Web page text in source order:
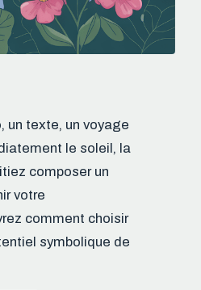
un texte, un voyage
le soleil, la
composer un
votre
comment choisir
symbolique de